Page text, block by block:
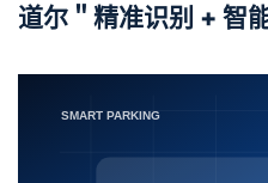
道尔＂精准识别 + 智